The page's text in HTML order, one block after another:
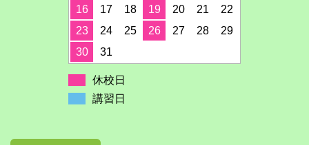
16
17 18 19 20 21
22
23
24 25 26 27 28
29
30
31
休校日
講習日